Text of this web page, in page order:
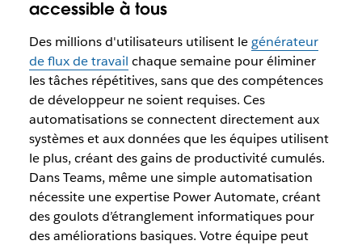
accessible à tous
Des millions d'utilisateurs utilisent legénérateur
de flux de travail chaque semaine pour éliminer
les tâches répétitives, sans que des compétences
de développeur ne soient requises. Ces
automatisations se connectent directement aux
systèmes et aux données que les équipes utilisent
le plus, créant des gains de productivité cumulés.
Dans Teams, même une simple automatisation
nécessite une expertise Power Automate, créant
des goulots d’étranglement informatiques pour
des améliorations basiques. Votre équipe peut